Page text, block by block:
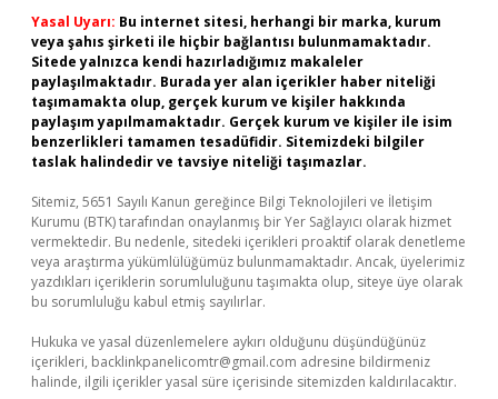
Yasal Uyarı: Bu internet sitesi, herhangi bir marka, kurum
veya şahıs şirketi ile hiçbir bağlantısı bulunmamaktadır.
Sitede yalnızca kendi hazırladığımız makaleler
paylaşılmaktadır. Burada yer alan içerikler haber niteliği
taşımamakta olup, gerçek kurum ve kişiler hakkında
paylaşım yapılmamaktadır. Gerçek kurum ve kişiler ile isim
benzerlikleri tamamen tesadüfidir. Sitemizdeki bilgiler
taslak halindedir ve tavsiye niteliği taşımazlar.
Sitemiz, 5651 Sayılı Kanun gereğince Bilgi Teknolojileri ve İletişim
Kurumu (BTK) tarafından onaylanmış bir Yer Sağlayıcı olarak hizmet
vermektedir. Bu nedenle, sitedeki içerikleri proaktif olarak denetleme
veya araştırma yükümlülüğümüz bulunmamaktadır. Ancak, üyelerimiz
yazdıkları içeriklerin sorumluluğunu taşımakta olup, siteye üye olarak
bu sorumluluğu kabul etmiş sayılırlar.
Hukuka ve yasal düzenlemelere aykırı olduğunu düşündüğünüz
içerikleri, backlinkpanelicomtr@gmail.com adresine bildirmeniz
halinde, ilgili içerikler yasal süre içerisinde sitemizden kaldırılacaktır.